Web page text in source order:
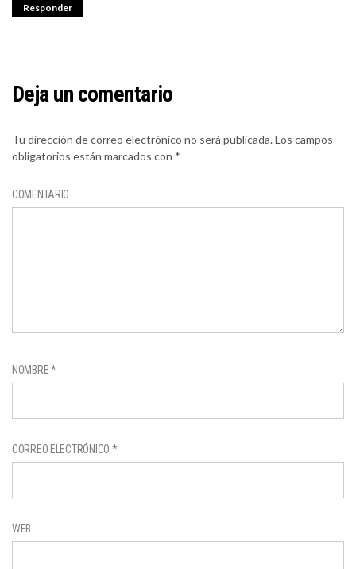
Responder
Deja un comentario
Tu dirección de correo electrónico no será publicada.Los campos
obligatorios están marcados con *
COMENTARIO
NOMBRE*
CORREO ELECTRÓNICO *
WEB